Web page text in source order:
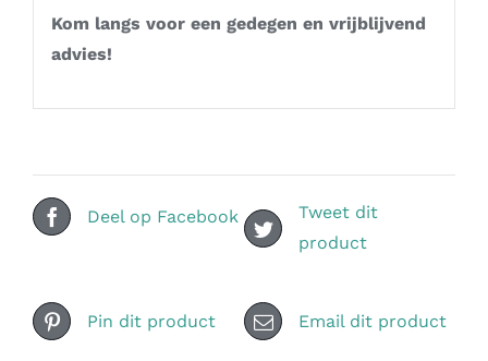
Kom langs voor een gedegen en vrijblijvend
advies!
Deel op Facebook
Tweet dit
product
Pin dit product Email dit product